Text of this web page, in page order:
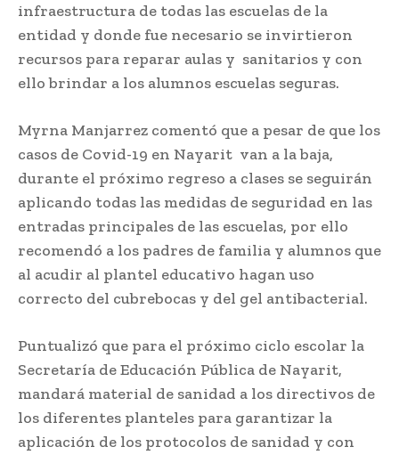
infraestructura de todas las escuelas de la
entidad y donde fue necesario se invirtieron
recursos para reparar aulas y sanitarios y con
ello brindar a los alumnos escuelas seguras.
Myrna Manjarrez comentó que a pesar de que los
casos de Covid-19 en Nayarit van a la baja,
durante el próximo regreso a clases se seguirán
aplicando todas las medidas de seguridad en las
entradas principales de las escuelas, por ello
recomendó a los padres de familia y alumnos que
al acudir al plantel educativo hagan uso
correcto del cubrebocas y del gel antibacterial.
Puntualizó que para el próximo ciclo escolar la
Secretaría de Educación Pública de Nayarit,
mandará material de sanidad a los directivos de
los diferentes planteles para garantizar la
aplicación de los protocolos de sanidad y con